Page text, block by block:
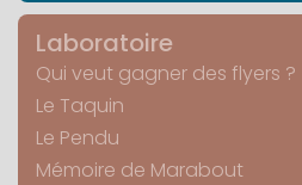
Laboratoire
Qui veut gagner des flyers ?
Le Taquin
Le Pendu
Mémoire de Marabout